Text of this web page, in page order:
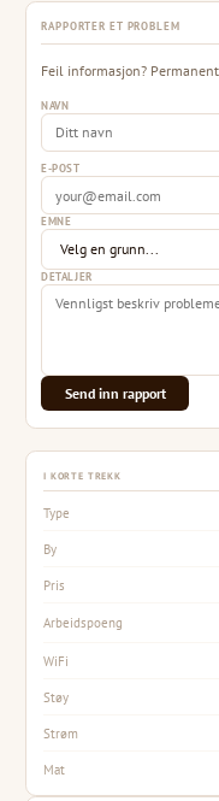
RAPPORTER ET PROBLEM
Feil informasjon?
NAVN
E-POST
EMNE
DETALJER
Send inn rapport
I KORTE TREKK
Type
By
Pris
Arbeidspoeng
WiFi
Støy
Strøm
Mat